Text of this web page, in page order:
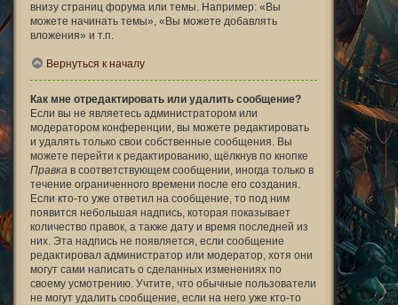
внизу страниц форума или темы. Например: «Вы
можете начинать темы», «Вы можете добавлять
вложения» и т.п.
Вернуться к началу
Как мне отредактировать или удалить сообщение?
Если вы не являетесь администратором или
модератором конференции, вы можете редактировать
и удалять только свои собственные сообщения. Вы
можете перейти к редактированию, щёлкнув по кнопке
Правка в соответствующем сообщении, иногда только в
течение ограниченного времени после его создания.
Если кто-то уже ответил на сообщение, то под ним
появится небольшая надпись, которая показывает
количество правок, а также дату и время последней из
них. Эта надпись не появляется, если сообщение
редактировал администратор или модератор, хотя они
могут сами написать о сделанных изменениях по
своему усмотрению. Учтите, что обычные пользователи
не могут удалить сообщение, если на него уже кто-то